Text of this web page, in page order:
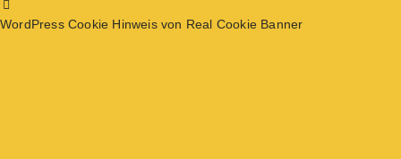
WordPress Cookie Hinweis von Real Cookie Banner